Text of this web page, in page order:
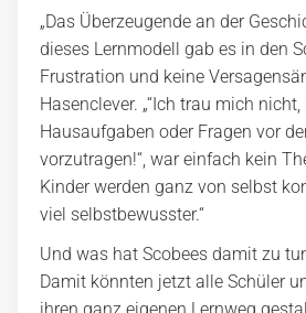
„Das Überzeugende an der
dieses Lernmodell gab es in den
Frustration und keine
Hasenclever. „“Ich trau mich
Hausaufgaben oder Fragen vor
vorzutragen!“, war einfach kein
Kinder werden ganz von selbst
viel selbstbewusster.“
Und was hat Scobees damit zu
Damit könnten jetzt alle Schüler
ihren ganz eigenen Lernweg